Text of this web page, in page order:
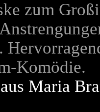
zum
Komödie.
Maria